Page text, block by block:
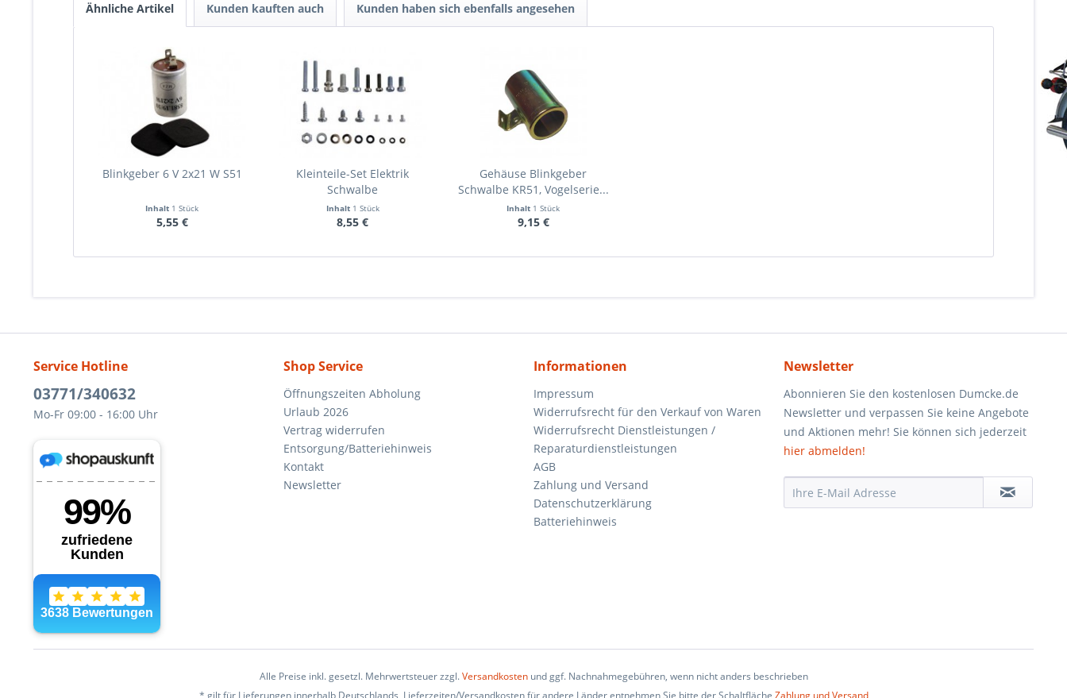
Ähnliche Artikel Kunden kauften auch Kunden haben sich ebenfalls angesehen
Blinkgeber 6 V 2x21 W S51
Inhalt 1 Stück
5,55 €
Kleinteile-Set Elektrik
Schwalbe
Inhalt 1 Stück
8,55 €
Gehäuse Blinkgeber
Schwalbe KR51, Vogelserie...
Inhalt 1 Stück
9,15 €
Service Hotline
03771/340632
Mo-Fr 09:00 - 16:00 Uhr
Shop Service
Öffnungszeiten Abholung
Urlaub 2026
Vertrag widerrufen
Entsorgung/Batteriehinweis
Kontakt
Newsletter
Informationen
Impressum
Widerrufsrecht für den Verkauf von Waren
Widerrufsrecht Dienstleistungen /
Reparaturdienstleistungen
AGB
Zahlung und Versand
Datenschutzerklärung
Batteriehinweis
Newsletter
Abonnieren Sie den kostenlosen Dumcke.de
Newsletter und verpassen Sie keine Angebote
und Aktionen mehr! Sie können sich jederzeit
hier abmelden!
Alle Preise inkl. gesetzl. Mehrwertsteuer zzgl.Versandkostenund ggf. Nachnahmegebühren, wenn nicht anders beschrieben
* gilt für Lieferungen innerhalb Deutschlands, Lieferzeiten/Versandkosten für andere Länder entnehmen Sie bitte der Schaltfläche Zahlung und Versand